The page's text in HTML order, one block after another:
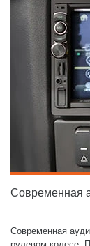
Современная
Современная